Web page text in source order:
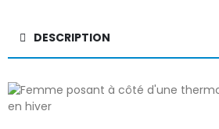
DESCRIPTION